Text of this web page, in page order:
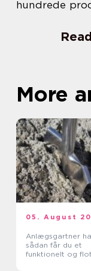
hundrede
More
05. August
Anlægsgartner
sådan får du et
funktionelt og flot